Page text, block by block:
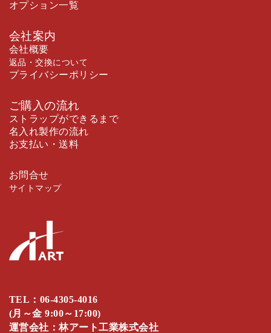
オプション一覧
会社案内
会社概要
返品・交換について
プライバシーポリシー
ご購入の流れ
ストラップができるまで
名入れ製作の流れ
お支払い・送料
お問合せ
サイトマップ
TEL： 06-4305-4016
(月～金 9:00～17:00)
運営会社：林アート工業株式会社